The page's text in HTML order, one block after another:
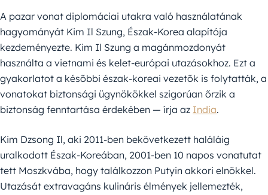
A pazar vonat diplomáciai utakra való használatának
hagyományát Kim Il Szung, Észak-Korea alapítója
kezdeményezte. Kim Il Szung a magánmozdonyát
használta a vietnami és kelet-európai utazásokhoz. Ezt a
gyakorlatot a későbbi észak-koreai vezetők is folytatták, a
vonatokat biztonsági ügynökökkel szigorúan őrzik a
biztonság fenntartása érdekében — írja az India.
Kim Dzsong Il, aki 2011-ben bekövetkezett haláláig
uralkodott Észak-Koreában, 2001-ben 10 napos vonatutat
tett Moszkvába, hogy találkozzon Putyin akkori elnökkel.
Utazását extravagáns kulináris élmények jellemezték,